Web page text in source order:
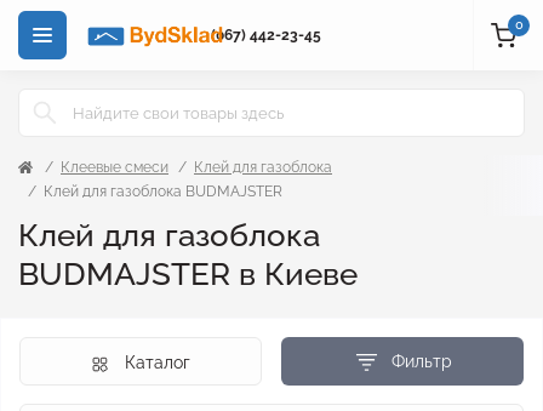
(067) 442-23-45
0
Клеевые смеси
Клей для газоблока
Клей для газоблока BUDMAJSTER
Клей для газоблока
BUDMAJSTER в Киеве
Фильтр
Каталог